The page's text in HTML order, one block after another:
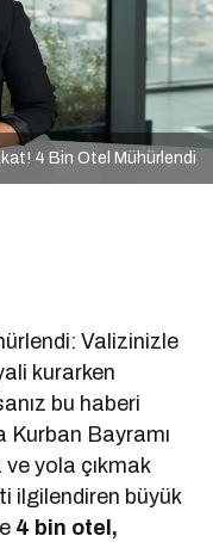
4 Bin Otel Mühürlendi
Valizinizle
kurarken
bu haberi
Bayramı
ve yola çıkmak
ilgilendiren büyük
4 bin otel,